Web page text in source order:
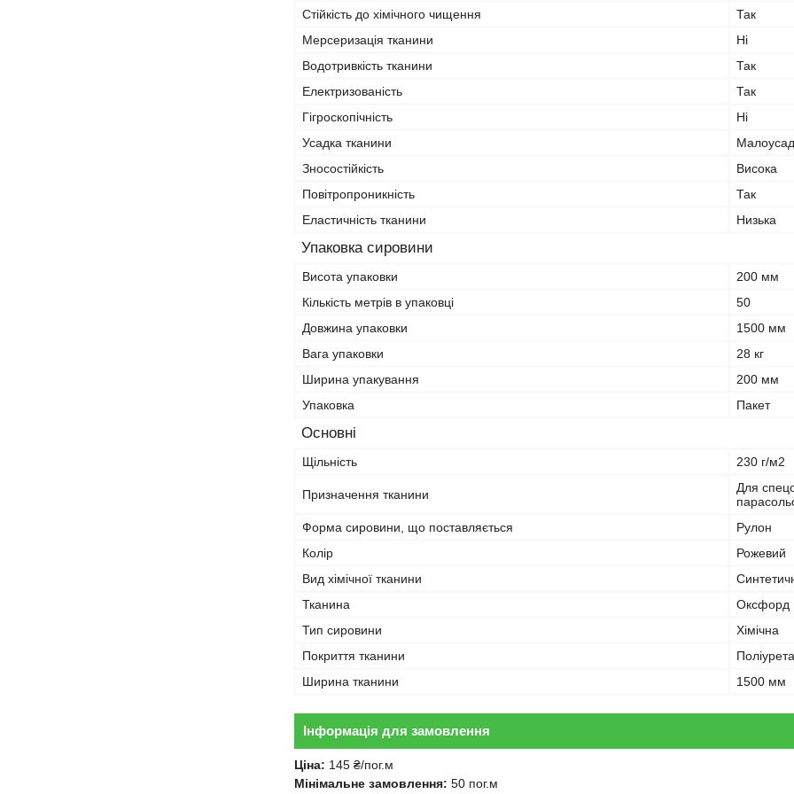
Стійкість до хімічного чищення
Так
Мерсеризація тканини
Ні
Водотривкість тканини
Так
Електризованість
Так
Гігроскопічність
Ні
Усадка тканини
Зносостійкість
Висока
Повітропроникність
Так
Еластичність тканини
Низька
Упаковка сировини
Висота упаковки
200 мм
Кількість метрів в упаковці
50
Довжина упаковки
1500 мм
Вага упаковки
28 кг
Ширина упакування
200 мм
Упаковка
Пакет
Основні
Щільність 230 г/м2
Призначення тканини
Для
Форма сировини, що поставляється
Рулон
Колір
Рожевий
Вид хімічної тканини
Тканина
Оксфорд
Тип сировини
Хімічна
Покриття тканини
Ширина тканини
1500 мм
Інформація для замовлення
Ціна: 145 ₴/пог.м
Мінімальне замовлення: 50 пог.м